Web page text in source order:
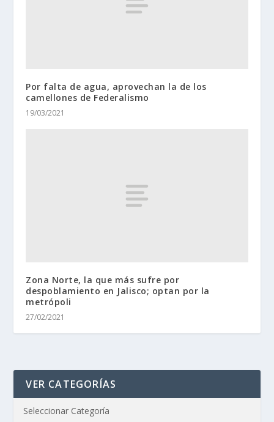
Por falta de agua, aprovechan la de los
camellones de Federalismo
19/03/2021
Zona Norte, la que más sufre por
despoblamiento en Jalisco; optan por la
metrópoli
27/02/2021
VER CATEGORÍAS